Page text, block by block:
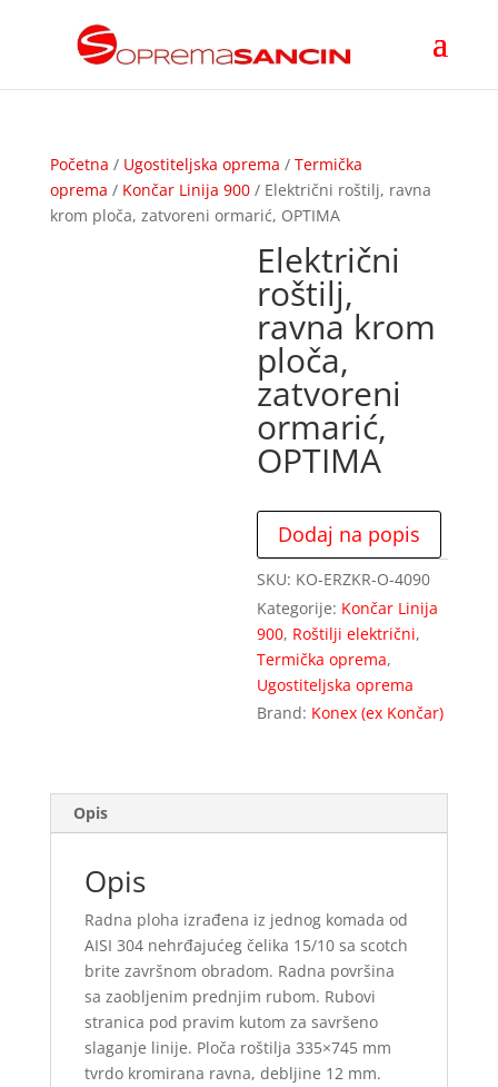
Početna / Ugostiteljska oprema / Termička
oprema / Končar Linija 900/ Električni roštilj, ravna
krom ploča, zatvoreni ormarić, OPTIMA
Električni
roštilj,
ravna krom
ploča,
zatvoreni
ormarić,
OPTIMA
Dodaj na popis
SKU: KO-ERZKR-O-4090
Kategorije: Končar Linija
900, Roštilji električni,
Termička oprema,
Ugostiteljska oprema
Brand: Konex (ex Končar)
Opis
Opis
Radna ploha izrađena iz jednog komada od
AISI 304 nehrđajućeg čelika 15/10 sa scotch
brite završnom obradom. Radna površina
sa zaobljenim prednjim rubom. Rubovi
stranica pod pravim kutom za savršeno
slaganje linije. Ploča roštilja 335×745 mm
tvrdo kromirana ravna, debljine 12 mm.